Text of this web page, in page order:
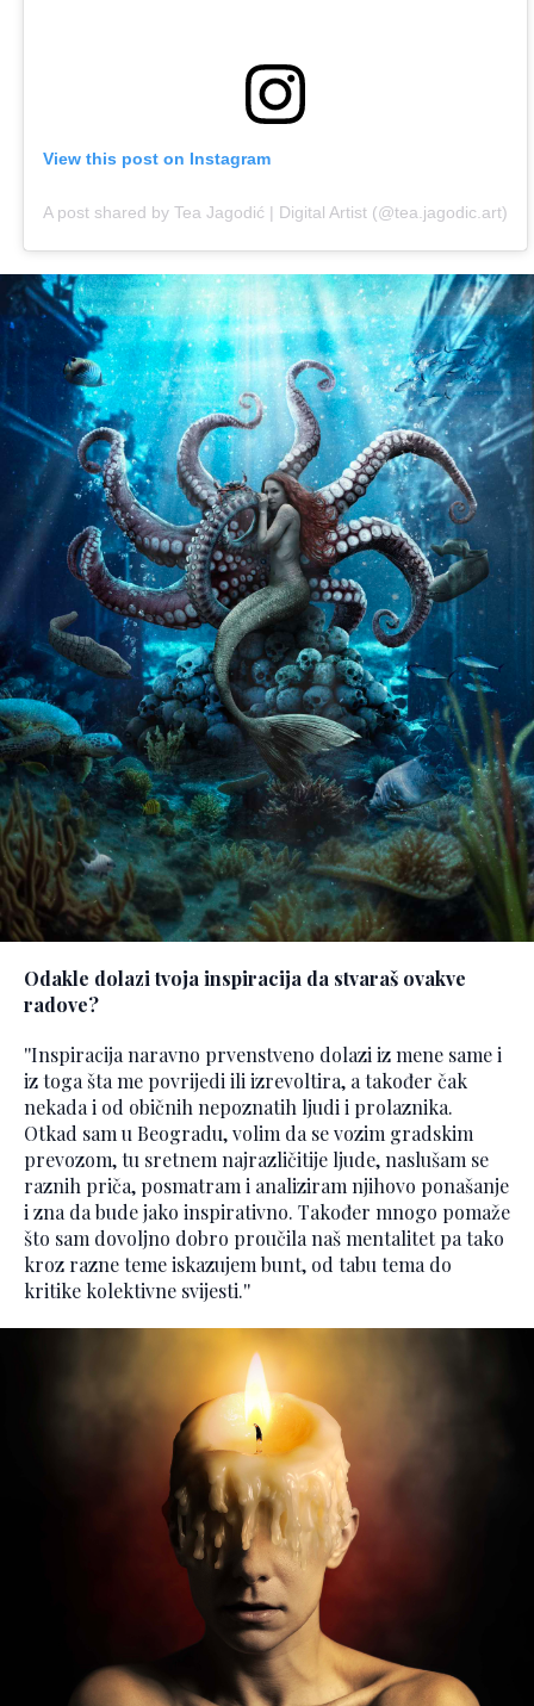
View this post on Instagram
A post shared by Tea Jagodić | Digital Artist (@tea.jagodic.art)
Odakle dolazi tvoja inspiracija da stvaraš ovakve
radove?
''Inspiracija naravno prvenstveno dolazi iz mene same i
iz toga šta me povrijedi ili izrevoltira, a također čak
nekada i od običnih nepoznatih ljudi i prolaznika.
Otkad sam u Beogradu, volim da se vozim gradskim
prevozom, tu sretnem najrazličitije ljude, naslušam se
raznih priča, posmatram i analiziram njihovo ponašanje
i zna da bude jako inspirativno. Također mnogo pomaže
što sam dovoljno dobro proučila naš mentalitet pa tako
kroz razne teme iskazujem bunt, od tabu tema do
kritike kolektivne svijesti.''